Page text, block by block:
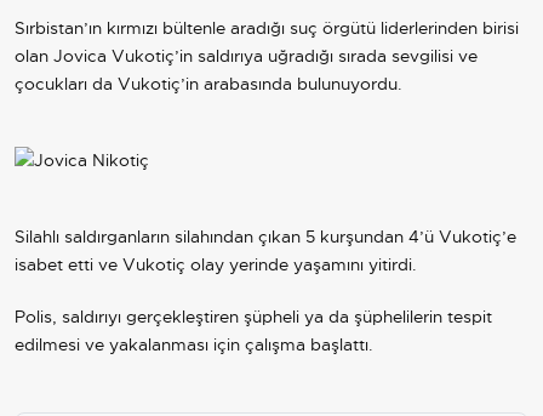
Sırbistan’ın kırmızı bültenle aradığı suç örgütü liderlerinden birisi
olan Jovica Vukotiç’in saldırıya uğradığı sırada sevgilisi ve
çocukları da Vukotiç’in arabasında bulunuyordu.
Silahlı saldırganların silahından çıkan 5 kurşundan 4’ü Vukotiç’e
isabet etti ve Vukotiç olay yerinde yaşamını yitirdi.
Polis, saldırıyı gerçekleştiren şüpheli ya da şüphelilerin tespit
edilmesi ve yakalanması için çalışma başlattı.